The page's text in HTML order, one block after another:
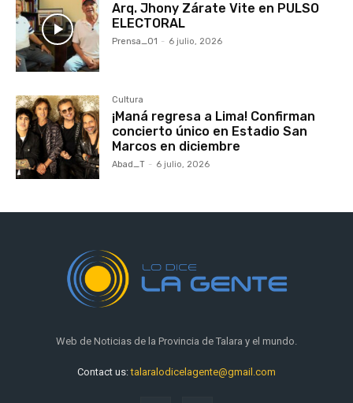
Arq. Jhony Zárate Vite en PULSO
ELECTORAL
Prensa_01 - 6 julio, 2026
Cultura
¡Maná regresa a Lima! Confirman
concierto único en Estadio San
Marcos en diciembre
Abad_T - 6 julio, 2026
Web de Noticias de la Provincia de Talara y el mundo.
Contact us:talaralodicelagente@gmail.com